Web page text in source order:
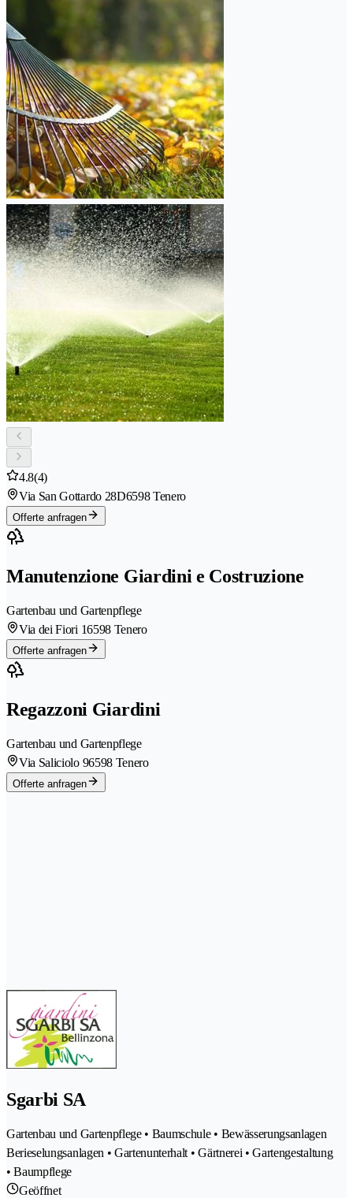
4.8(4)
Via San Gottardo 28D6598 Tenero
Offerte anfragen
Manutenzione Giardini e Costruzione
Gartenbau und Gartenpflege
Via dei Fiori 16598 Tenero
Offerte anfragen
Regazzoni Giardini
Gartenbau und Gartenpflege
Via Saliciolo 96598 Tenero
Offerte anfragen
Sgarbi SA
Gartenbau und Gartenpflege • Baumschule • Bewässerungsanlagen
Berieselungsanlagen • Gartenunterhalt • Gärtnerei • Gartengestaltung
• Baumpflege
Geöffnet